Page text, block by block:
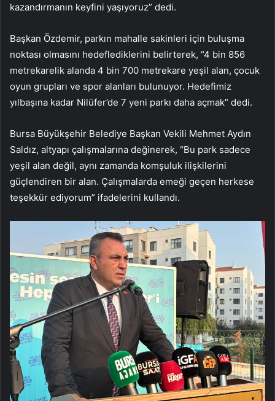
kazandırmanın keyfini yaşıyoruz” dedi.
Başkan Özdemir, parkın mahalle sakinleri için buluşma
noktası olmasını hedeflediklerini belirterek, “4 bin 856
metrekarelik alanda 4 bin 700 metrekare yeşil alan, çocuk
oyun grupları ve spor alanları bulunuyor. Hedefimiz
yılbaşına kadar Nilüfer’de 7 yeni parkı daha açmak” dedi.
Bursa Büyükşehir Belediye Başkan Vekili Mehmet Aydın
Saldız, altyapı çalışmalarına değinerek, “Bu park sadece
yeşil alan değil, aynı zamanda komşuluk ilişkilerini
güçlendiren bir alan. Çalışmalarda emeği geçen herkese
teşekkür ediyorum” ifadelerini kullandı.